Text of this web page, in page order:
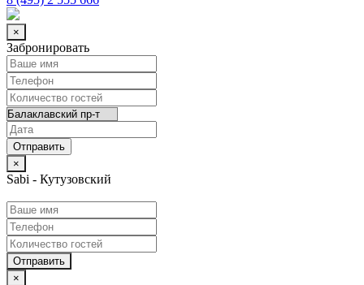
×
Забронировать
×
Sabi - Кутузовский
Отправить
×